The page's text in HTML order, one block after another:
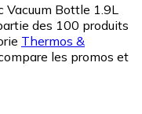
Bottle 1.9L
des 100 produits
Thermos &
les promos et